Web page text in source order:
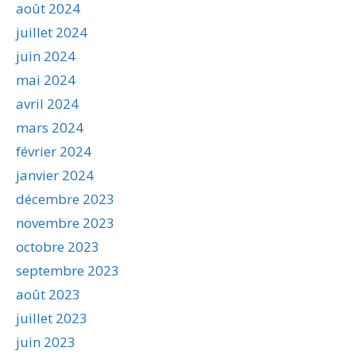
août 2024
juillet 2024
juin 2024
mai 2024
avril 2024
mars 2024
février 2024
janvier 2024
décembre 2023
novembre 2023
octobre 2023
septembre 2023
août 2023
juillet 2023
juin 2023